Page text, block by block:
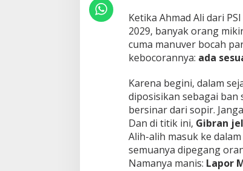
Ketika Ahmad Ali dari
2029, banyak orang
cuma manuver bocah
kebocorannya: ada
Karena begini, dalam
diposisikan sebagai ban
bersinar dari sopir.
Dan di titik ini, Gibran
Alih-alih masuk ke
semuanya dipegang
Namanya manis: Lapor